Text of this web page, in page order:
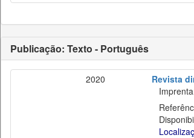
Publicação: Texto - Português
2020 Revista